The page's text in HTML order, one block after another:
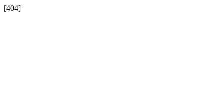
[404]